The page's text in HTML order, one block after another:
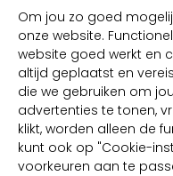
Om jou zo goed
onze website.
website goed werkt en
altijd geplaatst en
die we gebruiken om
advertenties te tonen,
klikt, worden alleen de
kunt ook op "Cookie-
voorkeuren aan te
WALDLAUFER
Enkellaarsjes
€ 149,99 € 74,99